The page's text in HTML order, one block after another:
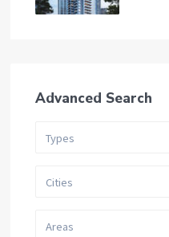
Advanced Search
Types
Cities
Areas